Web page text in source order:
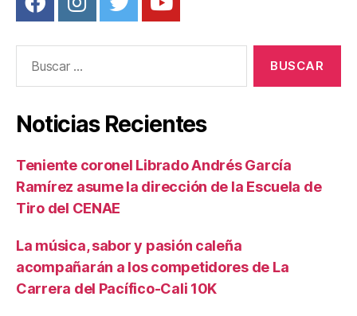
Noticias Recientes
Teniente coronel Librado Andrés García
Ramírez asume la dirección de la Escuela de
Tiro del CENAE
La música, sabor y pasión caleña
acompañarán a los competidores de La
Carrera del Pacífico-Cali 10K